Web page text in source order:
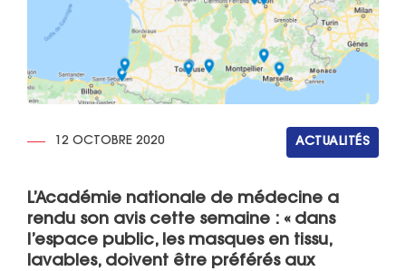
12 OCTOBRE 2020 ACTUALITÉS
L’Académie nationale de médecine a
rendu son avis cette semaine : « dans
l’espace public, les masques en tissu,
lavables, doivent être préférés aux